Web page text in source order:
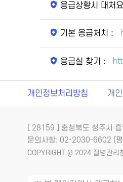
응급상황시 대처
기본 응급처치 :
응급실 찾기 :
개인정보처리방침 개
[ 28159 ] 충청북도 청주시
문의사항: 02-2030-6602 (
COPYRIGHT @ 2024 질병관리